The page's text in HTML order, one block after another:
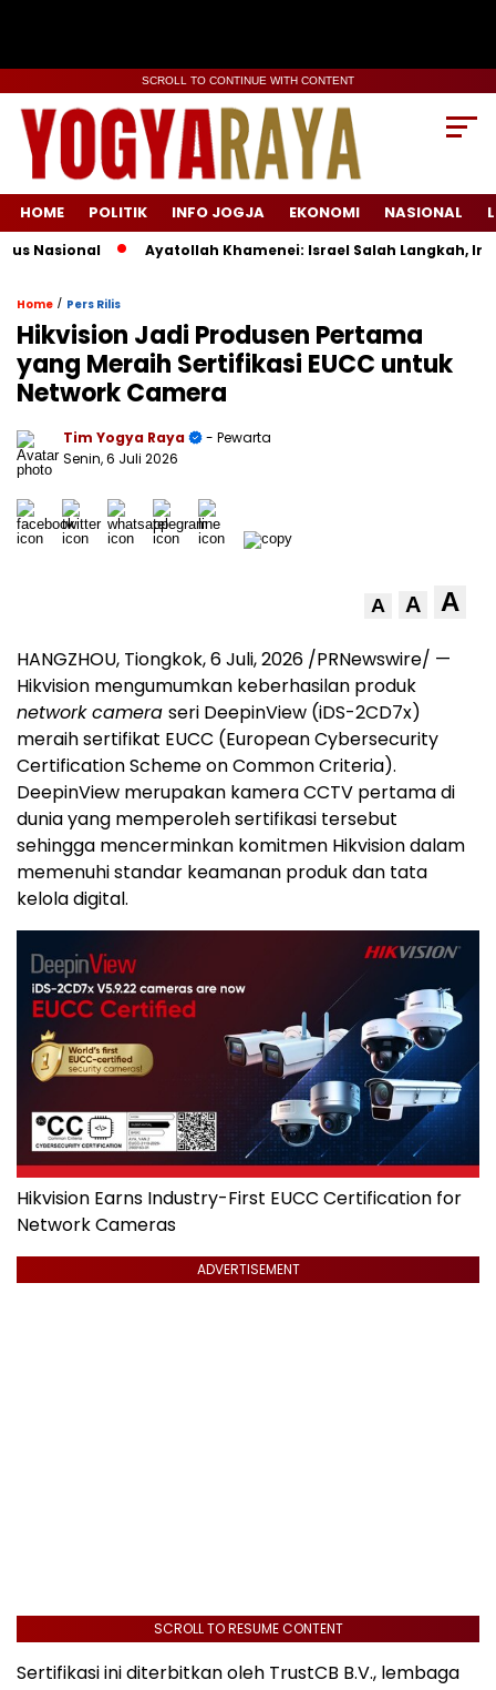
SCROLL TO CONTINUE WITH CONTENT
HOME POLITIK INFO JOGJA EKONOMI NASIONAL
Nasional Ayatollah Khamenei: Israel Salah Langkah, Iran
Home / Pers Rilis
Hikvision Jadi Produsen Pertama
yang Meraih Sertifikasi EUCC untuk
Network Camera
Tim Yogya Raya
- Pewarta
Senin, 6 Juli 2026
A A A
HANGZHOU, Tiongkok,6 Juli, 2026 /PRNewswire/ —
Hikvision mengumumkan keberhasilan produk
network camera seri DeepinView (iDS-2CD7x)
meraih sertifikat EUCC (European Cybersecurity
Certification Scheme on Common Criteria).
DeepinView merupakan kamera CCTV pertama di
dunia yang memperoleh sertifikasi tersebut
sehingga mencerminkan komitmen Hikvision dalam
memenuhi standar keamanan produk dan tata
kelola digital.
Hikvision Earns Industry-First EUCC Certification for
Network Cameras
ADVERTISEMENT
SCROLL TO RESUME CONTENT
Sertifikasi ini diterbitkan oleh TrustCB B.V., lembaga